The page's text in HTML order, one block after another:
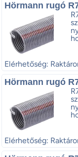
Hörmann rugó
Elérhetőség:
Hörmann rugó
Elérhetőség: